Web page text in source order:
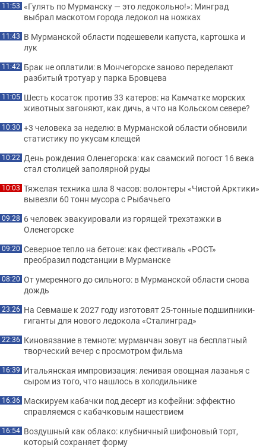
11:53 «Гулять по Мурманску — это ледокольно!»: Минград
выбрал маскотом города ледокол на ножках
11:43 В Мурманской области подешевели капуста, картошка и
лук
11:42 Брак не оплатили: в Мончегорске заново переделают
разбитый тротуар у парка Бровцева
11:05 Шесть косаток против 33 катеров: на Камчатке морских
животных загоняют, как дичь, а что на Кольском севере?
10:30 +3 человека за неделю: в Мурманской области обновили
статистику по укусам клещей
10:22 День рождения Оленегорска: как саамский погост 16 века
стал столицей заполярной руды
10:03 Тяжелая техника шла 8 часов: волонтеры «Чистой Арктики»
вывезли 60 тонн мусора с Рыбачьего
09:28 6 человек эвакуировали из горящей трехэтажки в
Оленегорске
09:20 Северное тепло на бетоне: как фестиваль «РОСТ»
преобразил подстанции в Мурманске
08:20 От умеренного до сильного: в Мурманской области снова
дождь
23:26 На Севмаше к 2027 году изготовят 25-тонные подшипники-
гиганты для нового ледокола «Сталинград»
22:36 Киновязание в темноте: мурманчан зовут на бесплатный
творческий вечер с просмотром фильма
16:39 Итальянская импровизация: ленивая овощная лазанья с
сыром из того, что нашлось в холодильнике
16:36 Маскируем кабачки под десерт из кофейни: эффектно
справляемся с кабачковым нашествием
16:54 Воздушный как облако: клубничный шифоновый торт,
который сохраняет форму